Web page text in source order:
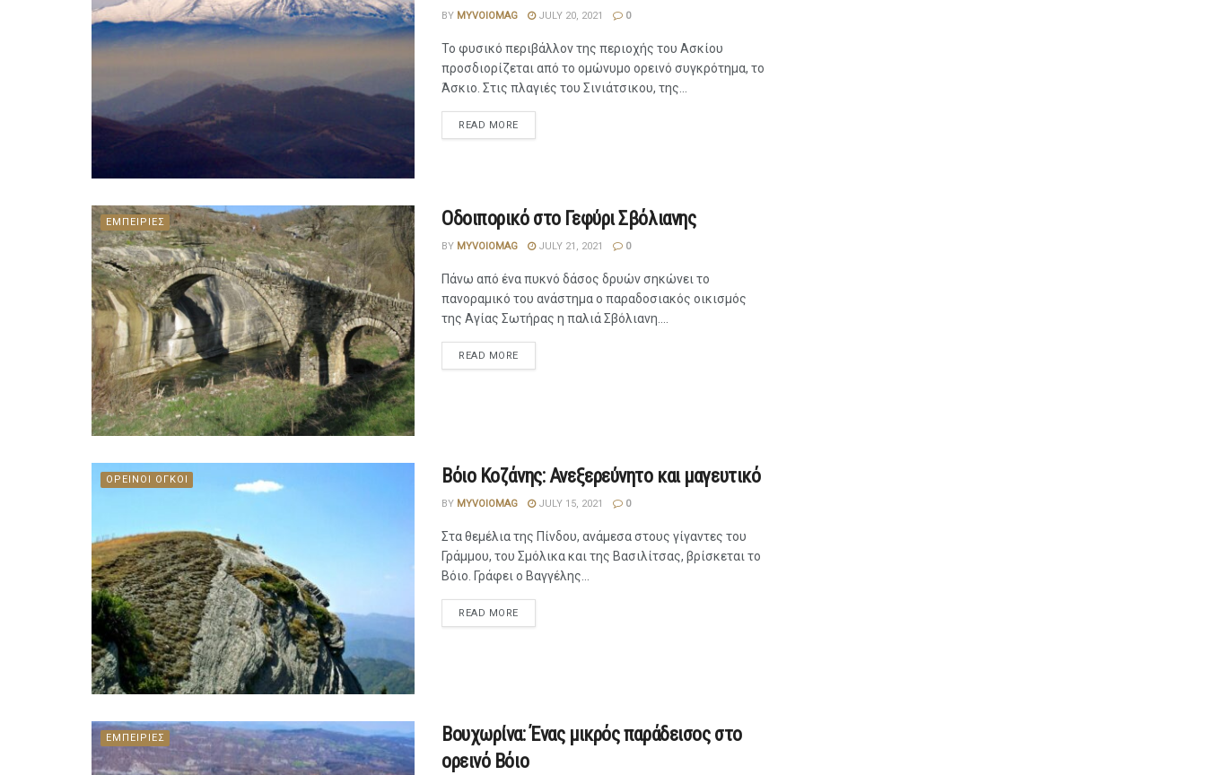
BY MYVOIOMAG JULY 20, 2021 0
Το φυσικό περιβάλλον της περιοχής του Ασκίου
προσδιορίζεται από το ομώνυμο ορεινό συγκρότημα, το
Άσκιο. Στις πλαγιές του Σινιάτσικου, της...
READ MORE
ΕΜΠΕΙΡΙΕΣ Οδοιπορικό στο Γεφύρι Σβόλιανης
BY MYVOIOMAG JULY 21, 2021 0
Πάνω από ένα πυκνό δάσος δρυών σηκώνει το
πανοραμικό του ανάστημα ο παραδοσιακός οικισμός
της Αγίας Σωτήρας η παλιά Σβόλιανη....
READ MORE
ΟΡΕΙΝΟΙ ΟΓΚΟΙ Βόιο Κοζάνης: Ανεξερεύνητο και μαγευτικό
BY MYVOIOMAG JULY 15, 2021 0
Στα θεμέλια της Πίνδου, ανάμεσα στους γίγαντες του
Γράμμου, του Σμόλικα και της Βασιλίτσας, βρίσκεται το
Βόιο. Γράφει ο Βαγγέλης...
READ MORE
ΕΜΠΕΙΡΙΕΣ
Βουχωρίνα: Ένας μικρός παράδεισος στο
ορεινό Βόιο